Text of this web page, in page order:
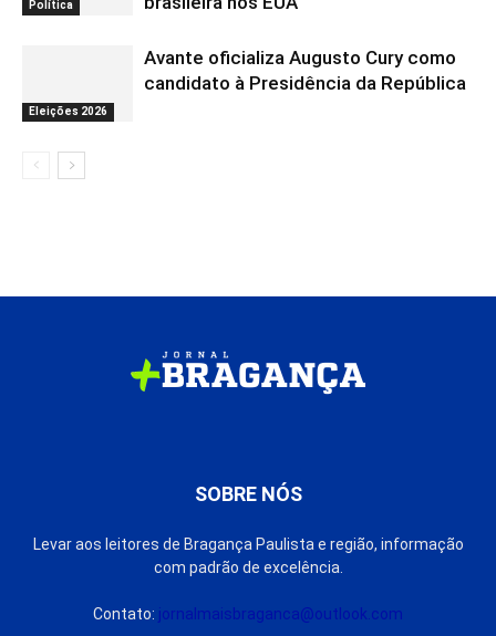
Política
Eleições 2026
Avante oficializa Augusto Cury como
candidato à Presidência da República
SOBRE NÓS
Levar aos leitores de Bragança Paulista e região, informação
com padrão de excelência.
Contato: jornalmaisbraganca@outlook.com